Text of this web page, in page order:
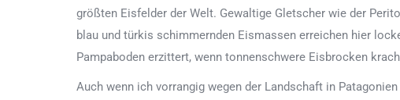
größten Eisfelder der Welt. Gewaltige Gletscher wie der
blau und türkis schimmernden Eismassen erreichen hier
Pampaboden erzittert, wenn tonnenschwere Eisbrocken
Auch wenn ich vorrangig wegen der Landschaft in